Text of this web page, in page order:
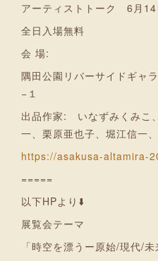
アーティストトーク 6月14
全日入場無料
会 場:
隅田公園リバーサイドギャ
−１
出品作家: いなずみくみこ
一、栗原亜也子、堀江信一
https://asakusa-altamira-
=====
以下HPより⬇️
展覧会テーマ
「時空を漂うー原始/現代/未